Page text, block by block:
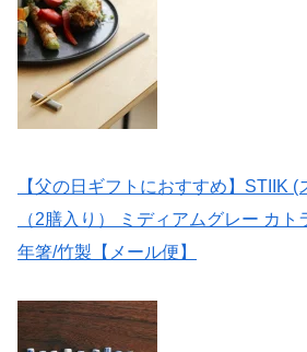
【父の日ギフトにおすすめ】STIIK (
（2膳入り） ミディアムグレー カ
年箸/竹製【メール便】